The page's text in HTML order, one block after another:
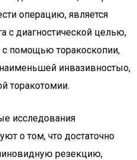
операцию, является
с диагностической целью,
помощью торакоскопии,
инвазивностыо,
торакотомии.
исследования
о том, что достаточно
резекцию,